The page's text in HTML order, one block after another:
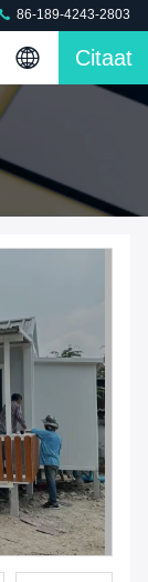
86-189-4243-2803
Citaat